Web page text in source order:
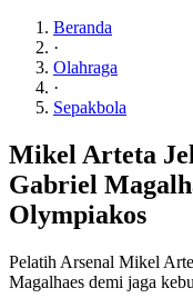
Beranda
·
Olahraga
·
Sepakbola
Mikel Arteta
Gabriel
Olympiakos
Pelatih Arsenal Mikel
Magalhaes demi jaga